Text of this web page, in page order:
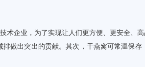
业，为了实现让人们更方便、更安全、
做出突出的贡献。其次，干燕窝可常温保